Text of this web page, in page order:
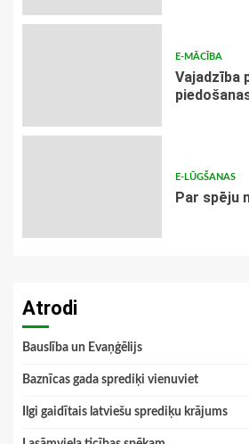
E-MĀCĪBA
Vajadzība
E-LŪGŠANAS
Par spēju
Atrodi
Bauslība un Evaņģēlijs
Baznīcas gada sprediķi vienuviet
Ilgi gaidītais latviešu sprediķu krājums